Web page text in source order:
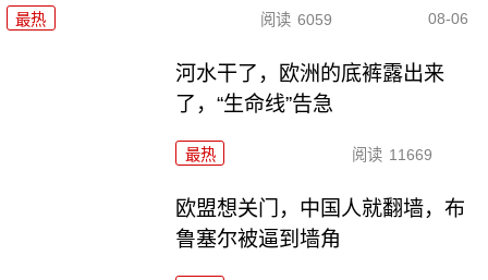
最热 阅读 6059 08-06
河水干了，欧洲的底裤露出来
了，“生命线”告急
最热 阅读 11669
欧盟想关门，中国人就翻墙，布
鲁塞尔被逼到墙角